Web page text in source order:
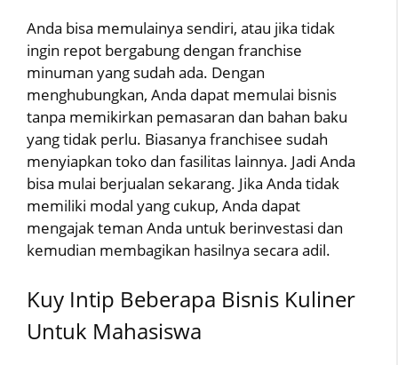
Anda bisa memulainya sendiri, atau jika tidak
ingin repot bergabung dengan franchise
minuman yang sudah ada. Dengan
menghubungkan, Anda dapat memulai bisnis
tanpa memikirkan pemasaran dan bahan baku
yang tidak perlu. Biasanya franchisee sudah
menyiapkan toko dan fasilitas lainnya. Jadi Anda
bisa mulai berjualan sekarang. Jika Anda tidak
memiliki modal yang cukup, Anda dapat
mengajak teman Anda untuk berinvestasi dan
kemudian membagikan hasilnya secara adil.
Kuy Intip Beberapa Bisnis Kuliner
Untuk Mahasiswa